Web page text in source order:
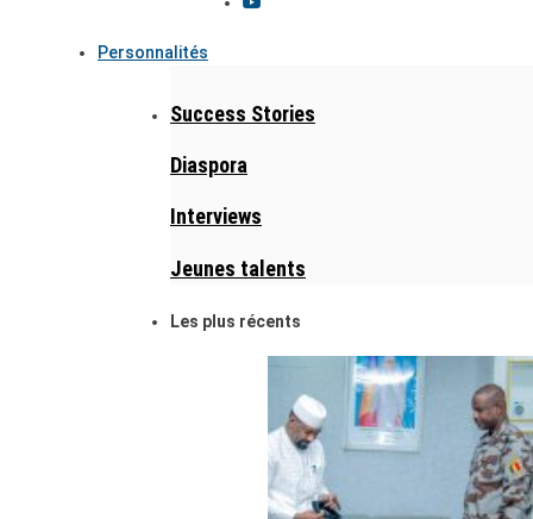
Personnalités
Success Stories
Diaspora
Interviews
Jeunes talents
Les plus récents